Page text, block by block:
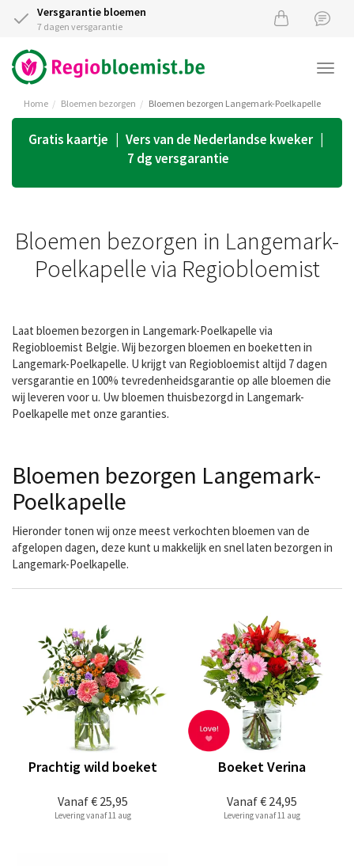
Versgarantie bloemen
7 dagen versgarantie
Home Bloemen bezorgen Bloemen bezorgen Langemark-Poelkapelle
Gratis kaartje | Vers van de Nederlandse kweker |
7 dg versgarantie
Bloemen bezorgen in Langemark-
Poelkapelle via Regiobloemist
Laat bloemen bezorgen in Langemark-Poelkapelle via
Regiobloemist Belgie. Wij bezorgen bloemen en boeketten in
Langemark-Poelkapelle. U krijgt van Regiobloemist altijd 7 dagen
versgarantie en 100% tevredenheidsgarantie op alle bloemen die
wij leveren voor u. Uw bloemen thuisbezorgd in Langemark-
Poelkapelle met onze garanties.
Bloemen bezorgen Langemark-
Poelkapelle
Hieronder tonen wij onze meest verkochten bloemen van de
afgelopen dagen, deze kunt u makkelijk en snel laten bezorgen in
Langemark-Poelkapelle.
Vanaf€ 25,95
Prachtig wild boeket
Levering vanaf 11 aug
Vanaf€ 24,95
Boeket Verina
Levering vanaf 11 aug